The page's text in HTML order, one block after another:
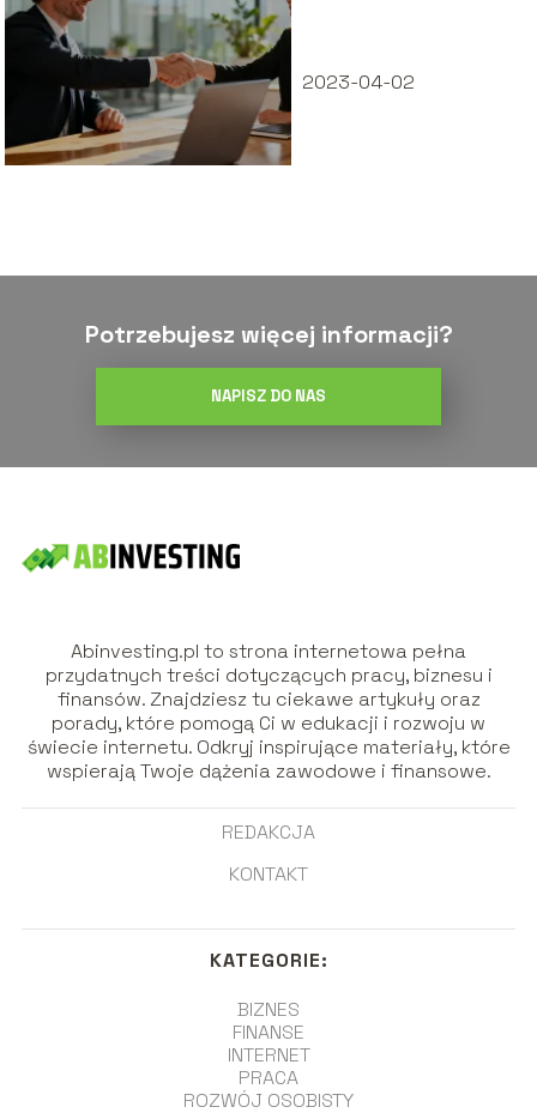
2023-04-02
Potrzebujesz więcej informacji?
NAPISZ DO NAS
Abinvesting.pl to strona internetowa pełna
przydatnych treści dotyczących pracy, biznesu i
finansów. Znajdziesz tu ciekawe artykuły oraz
porady, które pomogą Ci w edukacji i rozwoju w
świecie internetu. Odkryj inspirujące materiały, które
wspierają Twoje dążenia zawodowe i finansowe.
REDAKCJA
KONTAKT
KATEGORIE:
BIZNES
FINANSE
INTERNET
PRACA
ROZWÓJ OSOBISTY